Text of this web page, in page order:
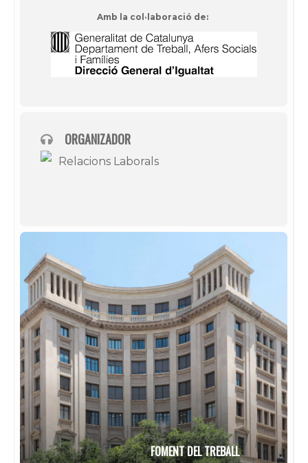
Amb la col·laboració de:
ORGANIZADOR
Relacions Laborals
FOMENT DEL TREBALL